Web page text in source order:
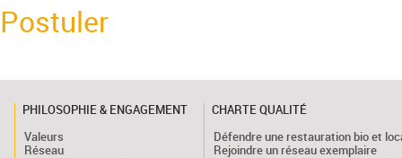
Postuler
PHILOSOPHIE & ENGAGEMENT
Valeurs
Réseau
CHARTE QUALITÉ
Défendre une restauration bio et
Rejoindre un réseau exemplaire